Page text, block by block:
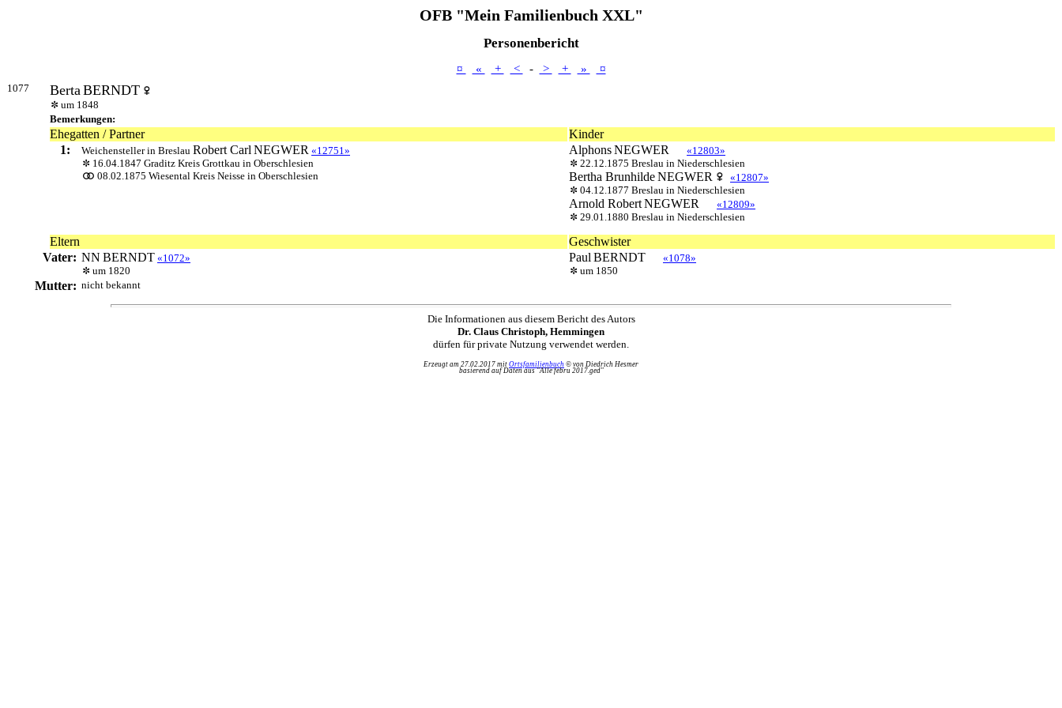
OFB "Mein Familienbuch XXL"
Personenbericht
¤ « + < - > + » ¤
1077 BertaBERNDT
um 1848
Bemerkungen:
Ehegatten / Partner
Kinder
1:
Weichensteller in Breslau Robert Carl NEGWER «12751»
16.04.1847 Graditz Kreis Grottkau in Oberschlesien
08.02.1875 Wiesental Kreis Neisse in Oberschlesien
AlphonsNEGWER
«12803»
22.12.1875 Breslau in Niederschlesien
Bertha BrunhildeNEGWER
«12807»
04.12.1877 Breslau in Niederschlesien
Arnold RobertNEGWER
«12809»
29.01.1880 Breslau in Niederschlesien
Eltern
Geschwister
Vater: NN BERNDT «1072»
um 1820
Paul BERNDT
«1078»
um 1850
Mutter: nicht bekannt
Die Informationen aus diesem Bericht des Autors
Dr. Claus Christoph, Hemmingen
dürfen für private Nutzung verwendet werden.
Erzeugt am 27.02.2017 mit Ortsfamilienbuch © von Diedrich Hesmer
basierend auf Daten aus "Alle febru 2017.ged"